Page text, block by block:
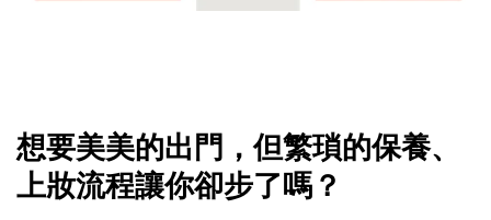
想要美美的出門，但繁瑣的保養、
上妝流程讓你卻步了嗎？